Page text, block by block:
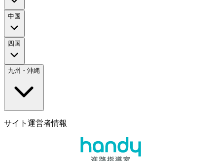
中国
四国
九州・沖縄
サイト運営者情報